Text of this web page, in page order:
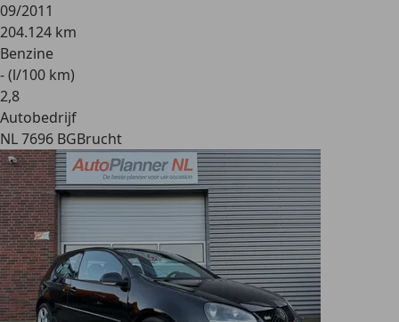
09/2011
204.124 km
Benzine
- (l/100 km)
2,8
Autobedrijf
NL 7696 BGBrucht